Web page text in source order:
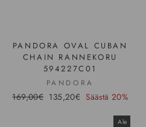
PANDORA OVAL CUBAN
CHAIN RANNEKORU
594227C01
PANDORA
Hinta
169,00€ Ale-
135,20€ Säästä 20%
Ale